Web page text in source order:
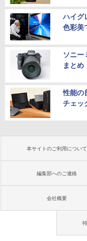
ハイグ
色彩美
ソニー
まとめ
性能の
チェッ
本サイトのご利用について
編集部へのご連絡
会社概要